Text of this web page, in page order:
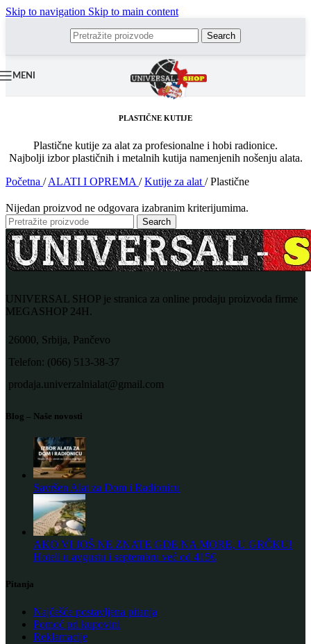
Skip to navigation Skip to main content
Search
MENI
PLASTIČNE KUTIJE
Plastične kutije za alat za profesionalne i hobi radionice.
Najbolji izbor plastičnih i metalnih kutija namenjenih nošenju alata.
Početna / ALATI I OPREMA / Kutije za alat / Plastične
Nijedan proizvod ne odgovara izabranim kriterijumima.
Search
UNIVERSAL SHOP je stranica za online prodaju proizvoda firme
MEGASHOP 24H.
26000, Srbija, Pančevo
Telefon: (066) 513-38-37
prodaja.univerzalnialat@gmail.com
Blog – Naše novosti
Savršen Alat za Dom i Radionicu
AKO VI JOŠ NE ZNATE GDE NA MORE, U GRČKU!
Hoteli u avgustu i septembru već od 415€
Pitanja
Najčešće postavljena pitanja
Pomoć pri kupovini
Reklamacije